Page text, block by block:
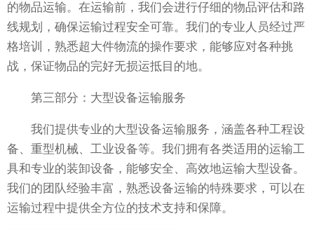
的物品运输。在运输前，我们会进行仔细的物品评估和路
线规划，确保运输过程安全可靠。我们的专业人员经过严
格培训，熟悉超大件物流的操作要求，能够应对各种挑
战，保证物品的完好无损运抵目的地。
第三部分：大型设备运输服务
我们提供专业的大型设备运输服务，涵盖各种工程设
备、重型机械、工业设备等。我们拥有各类适用的运输工
具和专业的装卸设备，能够安全、高效地运输大型设备。
我们的团队经验丰富，熟悉设备运输的特殊要求，可以在
运输过程中提供全方位的技术支持和保障。